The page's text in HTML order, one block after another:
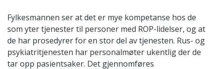
Fylkesmannen ser at det er mye kompetanse hos de
som yter tjenester til personer med ROP-lidelser, og at
de har prosedyrer for en stor del av tjenesten. Rus- og
psykiatritjenesten har personalmøter ukentlig der de
tar opp pasientsaker. Det gjennomføres